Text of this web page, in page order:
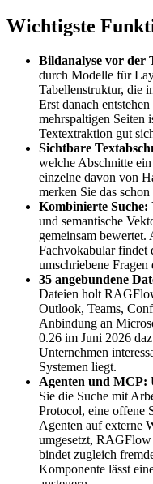
Wichtigste
Bildanalyse vor der
durch Modelle für
Tabellenstruktur, die
Erst danach
mehrspaltigen Seiten
Textextraktion gut
Sichtbare
welche Abschnitte
einzelne davon von
merken Sie das
Kombinierte Suche:
und semantische
gemeinsam
Fachvokabular findet
umschriebene Fragen
35 angebundene
Dateien holt
Outlook, Teams,
Anbindung an
0.26 im Juni 2026
Unternehmen
Systemen liegt.
Agenten und MCP:
Sie die Suche mit
Protocol, eine offene
Agenten auf externe
umgesetzt,
bindet zugleich
Komponente lässt